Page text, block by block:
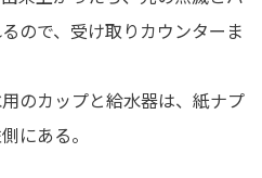
ので、受け取りカウンターま
のカップと給水器は、紙ナプ
にある。